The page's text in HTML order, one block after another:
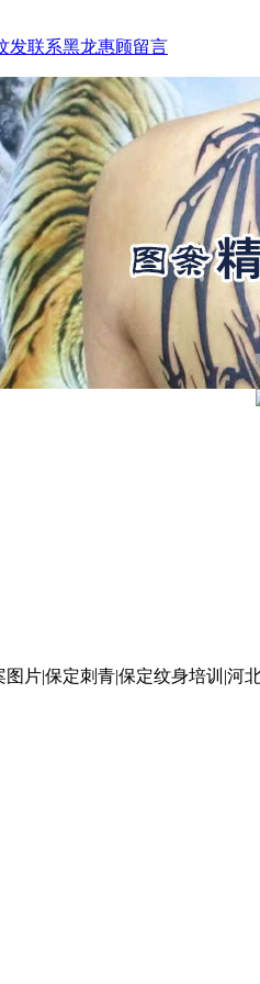
经验，咨询电话：15933793218
发联系黑龙惠顾留言
片|保定刺青|保定纹身培训|河